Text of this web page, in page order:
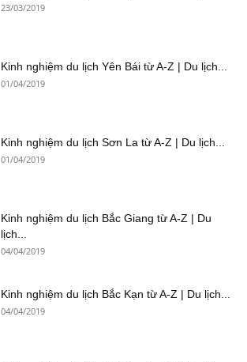
23/03/2019
Kinh nghiệm du lịch Yên Bái từ A-Z | Du lịch...
01/04/2019
Kinh nghiệm du lịch Sơn La từ A-Z | Du lịch...
01/04/2019
Kinh nghiệm du lịch Bắc Giang từ A-Z | Du
lịch...
04/04/2019
Kinh nghiệm du lịch Bắc Kạn từ A-Z | Du lịch...
04/04/2019